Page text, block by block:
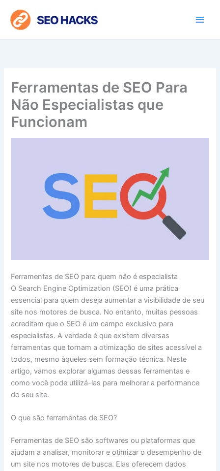
para
conteúdo
Ferramentas de SEO Para
Não Especialistas que
Funcionam
Ferramentas de SEO para quem não é especialista
O Search Engine Optimization (SEO) é uma prática
essencial para quem deseja aumentar a visibilidade de seu
site nos motores de busca. No entanto, muitas pessoas
acreditam que o SEO é um campo exclusivo para
especialistas. A verdade é que existem diversas
ferramentas que tornam a otimização de sites acessível a
todos, mesmo àqueles sem formação técnica. Neste
artigo, vamos explorar algumas dessas ferramentas e
como você pode utilizá-las para melhorar a performance
do seu site.
O que são ferramentas de SEO?
Ferramentas de SEO são softwares ou plataformas que
ajudam a analisar, monitorar e otimizar o desempenho de
um site nos motores de busca. Elas oferecem dados